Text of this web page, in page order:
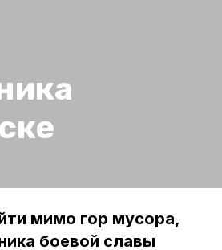
мимо гор мусора,
боевой славы